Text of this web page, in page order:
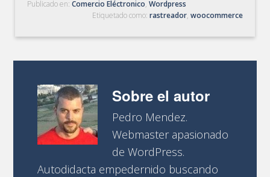
Publicado en:Comercio Eléctronico,Wordpress
Etiquetado como: rastreador, woocommerce
Sobre el autor
Pedro Mendez.
Webmaster apasionado
de WordPress.
Autodidacta empedernido buscando